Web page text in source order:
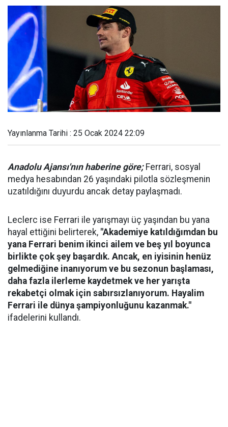
Yayınlanma Tarihi : 25 Ocak 2024 22:09
Anadolu Ajansı'nın haberine göre;Ferrari, sosyal
medya hesabından 26 yaşındaki pilotla sözleşmenin
uzatıldığını duyurdu ancak detay paylaşmadı.
Leclerc ise Ferrari ile yarışmayı üç yaşından bu yana
hayal ettiğini belirterek, "Akademiye katıldığımdan bu
yana Ferrari benim ikinci ailem ve beş yıl boyunca
birlikte çok şey başardık. Ancak, en iyisinin henüz
gelmediğine inanıyorum ve bu sezonun başlaması,
daha fazla ilerleme kaydetmek ve her yarışta
rekabetçi olmak için sabırsızlanıyorum. Hayalim
Ferrari ile dünya şampiyonluğunu kazanmak."
ifadelerini kullandı.